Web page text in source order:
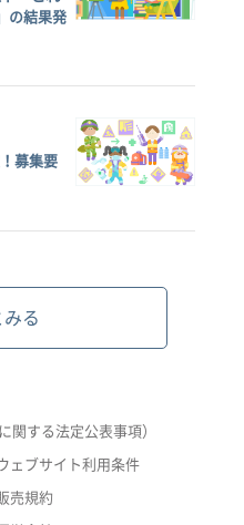
の結果発
募集要
みる
関する法定公表事項）
ェブサイト利用条件
売規約